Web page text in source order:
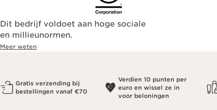
Dit bedrijf voldoet aan hoge sociale
en millieunormen.
Meer weten
Gratis verzending bij
bestellingen vanaf €70
Verdien 10 punten per
euro en wissel ze in
voor beloningen